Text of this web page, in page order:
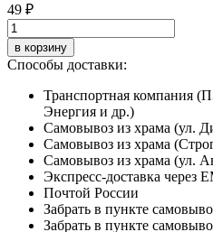
49 ₽
в корзину
Способы доставки:
Транспортная компания
Энергия и др.)
Самовывоз из храма (ул.
Самовывоз из храма
Самовывоз из храма (ул.
Экспресс-доставка через
Почтой России
Забрать в пункте
Забрать в пункте